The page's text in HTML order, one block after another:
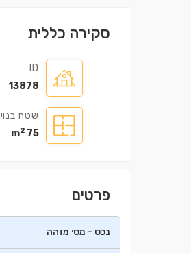
סקירה כללית
ID
13878
שטח בנוי
75 m
2
פרטים
נכס - מס׳ מזהה